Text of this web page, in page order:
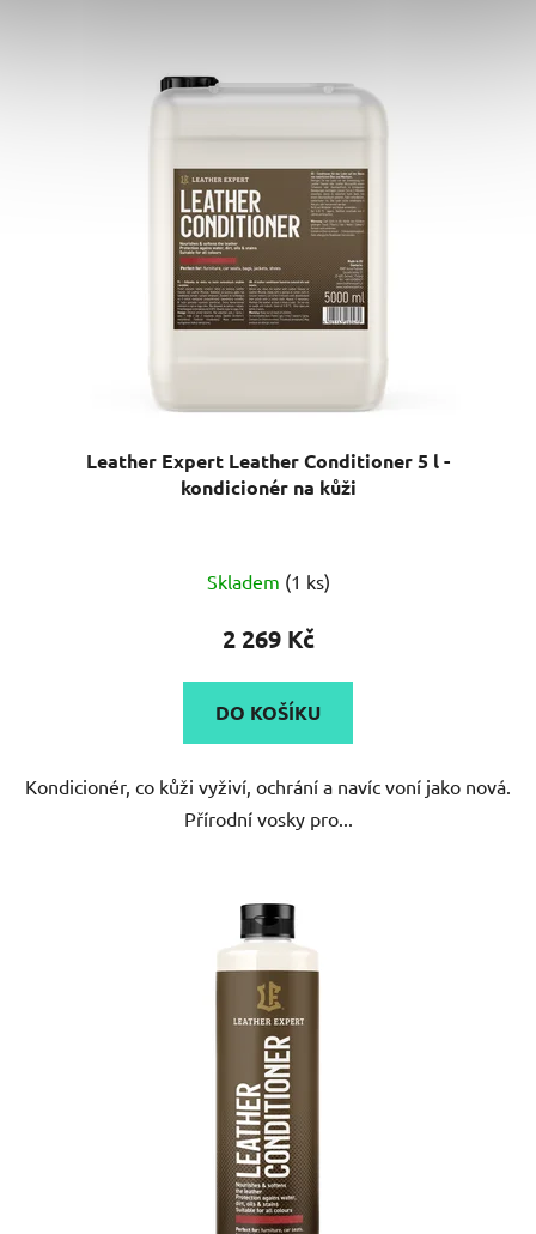
Leather Expert Leather Conditioner 5 l -
kondicionér na kůži
Skladem (1 ks)
2 269 Kč
DO KOŠÍKU
Kondicionér, co kůži vyživí, ochrání a navíc voní jako nová.
Přírodní vosky pro...